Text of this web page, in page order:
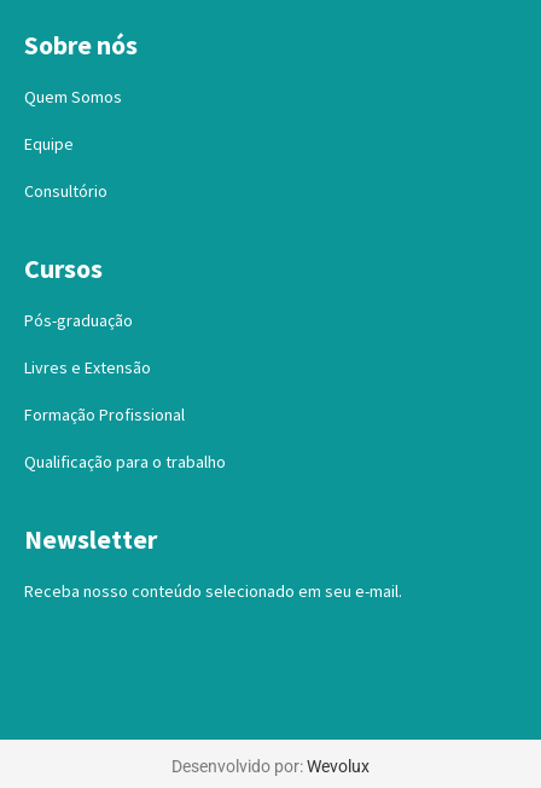
Sobre nós
Quem Somos
Equipe
Consultório
Cursos
Pós-graduação
Livres e Extensão
Formação Profissional
Qualificação para o trabalho
Newsletter
Receba nosso conteúdo selecionado em seu e-mail.
Desenvolvido por:Wevolux